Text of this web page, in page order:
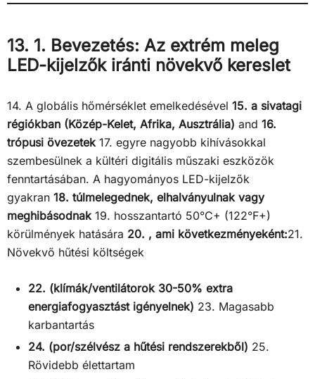
13. 1. Bevezetés: Az extrém meleg
LED-kijelzők iránti növekvő kereslet
14. A globális hőmérséklet emelkedésével 15. a sivatagi
régiókban (Közép-Kelet, Afrika, Ausztrália) and 16.
trópusi övezetek17. egyre nagyobb kihívásokkal
szembesülnek a kültéri digitális műszaki eszközök
fenntartásában. A hagyományos LED-kijelzők
gyakran 18. túlmelegednek, elhalványulnak vagy
meghibásodnak19. hosszantartó 50°C+ (122°F+)
körülmények hatására 20. , ami következményeként:21.
Növekvő hűtési költségek
22. (klímák/ventilátorok 30-50% extra
energiafogyasztást igényelnek) 23. Magasabb
karbantartás
24. (por/szélvész a hűtési rendszerekből) 25.
Rövidebb élettartam